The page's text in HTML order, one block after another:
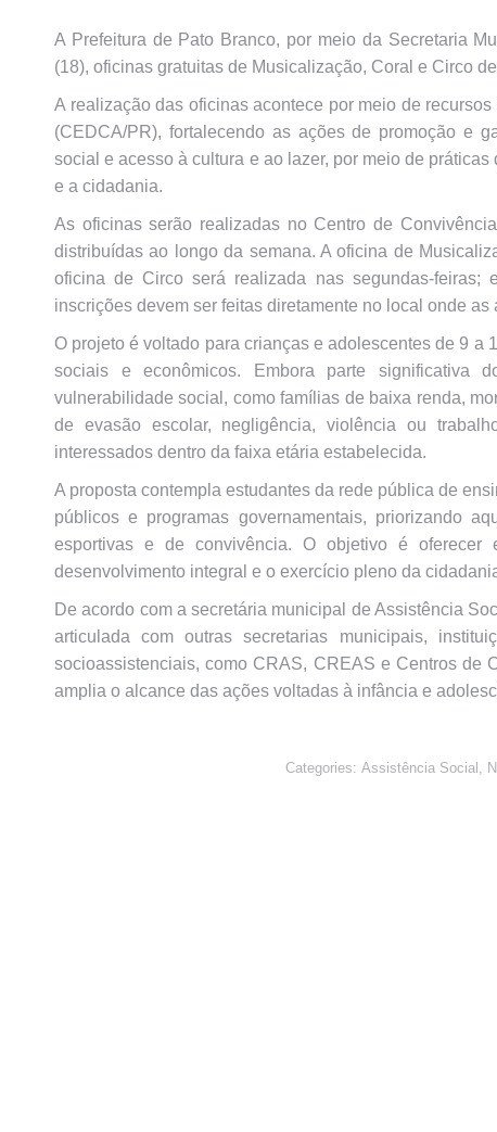
A Prefeitura de Pato Branco, por meio da Secretaria
(18), oficinas gratuitas de Musicalização, Coral e Circo
A realização das oficinas acontece por meio de
(CEDCA/PR), fortalecendo as ações de promoção e
social e acesso à cultura e ao lazer, por meio de
e a cidadania.
As oficinas serão realizadas no Centro de
distribuídas ao longo da semana. A oficina de
oficina de Circo será realizada nas segundas-
inscrições devem ser feitas diretamente no local onde as
O projeto é voltado para crianças e adolescentes de 9 a
sociais e econômicos. Embora parte significativa
vulnerabilidade social, como famílias de baixa renda,
de evasão escolar, negligência, violência ou
interessados dentro da faixa etária estabelecida.
A proposta contempla estudantes da rede pública de
públicos e programas governamentais, priorizando
esportivas e de convivência. O objetivo é oferecer
desenvolvimento integral e o exercício pleno da
De acordo com a secretária municipal de Assistência
articulada com outras secretarias municipais,
socioassistenciais, como CRAS, CREAS e Centros de
amplia o alcance das ações voltadas à infância e
Categories: Assistência Social